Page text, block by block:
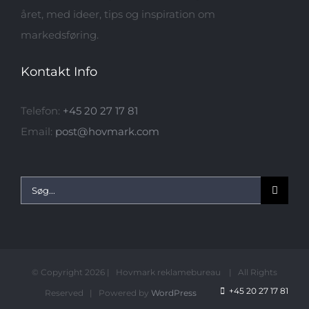
året, med ideer, tips og inspiration om
markedsføring.
Kontakt Info
Telefon: +45 20 27 17 81
Email: post@hovmark.com
Søg
efter:
© Copyright 2026 | Hovmark reklamebureau | All Rights
Reserved | Powered by WordPress +45 20 27 17 81